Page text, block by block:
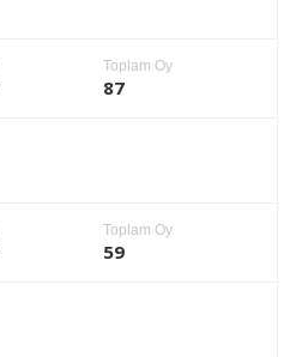
Toplam Oy
87
Toplam Oy
59